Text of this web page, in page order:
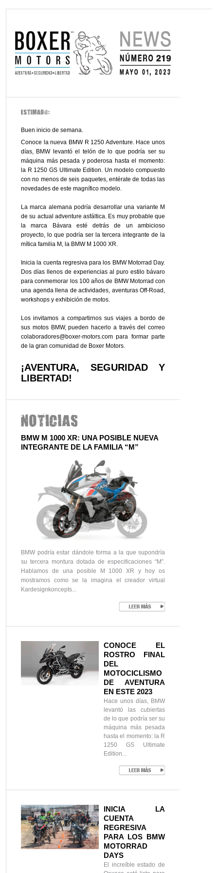
Buen inicio de semana.
Conoce la nueva BMW R 1250 Adventure. Hace unos
días, BMW levantó el telón de lo que podría ser su
máquina más pesada y poderosa hasta el momento:
la R 1250 GS Ultimate Edition. Un modelo compuesto
con no menos de seis paquetes, entérate de todas las
novedades de este magnífico modelo.
La marca alemana podría desarrollar una variante M
de su actual adventure asfáltica. Es muy probable que
la marca Bávara esté detrás de un ambicioso
proyecto, lo que podría ser la tercera integrante de la
mítica familia M, la BMW M 1000 XR.
Inicia la cuenta regresiva para los BMW Motorrad Day.
Dos días llenos de experiencias al puro estilo bávaro
para conmemorar los 100 años de BMW Motorrad con
una agenda llena de actividades, aventuras Off-Road,
workshops y exhibición de motos.
Los invitamos a compartirnos sus viajes a bordo de
sus motos BMW, pueden hacerlo a través del correo
colaboradores@boxer-motors.com para formar parte
de la gran comunidad de Boxer Motors.
¡AVENTURA, SEGURIDAD Y
LIBERTAD!
BMW M 1000 XR: UNA POSIBLE NUEVA
INTEGRANTE DE LA FAMILIA “M”
BMW podría estar dándole forma a la que supondría
su tercera montura dotada de especificaciones “M”.
Hablamos de una posible M 1000 XR y hoy os
mostramos como se la imagina el creador virtual
Kardesignkoncepts...
CONOCE EL
ROSTRO FINAL
DEL
MOTOCICLISMO
DE AVENTURA
EN ESTE 2023
Hace unos días, BMW
levantó las cubiertas
de lo que podría ser su
máquina más pesada
hasta el momento: la R
1250 GS Ultimate
Edition...
INICIA LA
CUENTA
REGRESIVA
PARA LOS BMW
MOTORRAD
DAYS
El increíble estado de